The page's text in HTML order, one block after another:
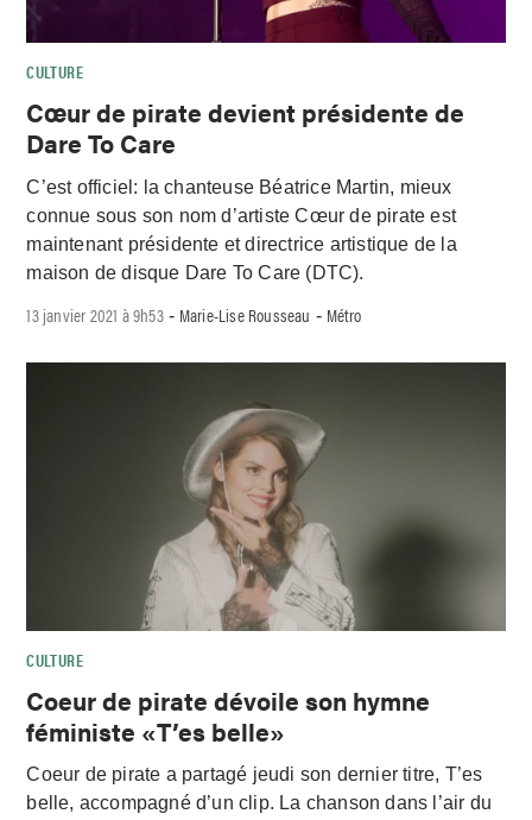
CULTURE
Cœur de pirate devient présidente de
Dare To Care
C’est officiel: la chanteuse Béatrice Martin, mieux
connue sous son nom d’artiste Cœur de pirate est
maintenant présidente et directrice artistique de la
maison de disque Dare To Care (DTC).
13 janvier 2021 à 9h53- Marie-Lise Rousseau - Métro
CULTURE
Coeur de pirate dévoile son hymne
féministe «T’es belle»
Coeur de pirate a partagé jeudi son dernier titre, T’es
belle, accompagné d’un clip. La chanson dans l’air du